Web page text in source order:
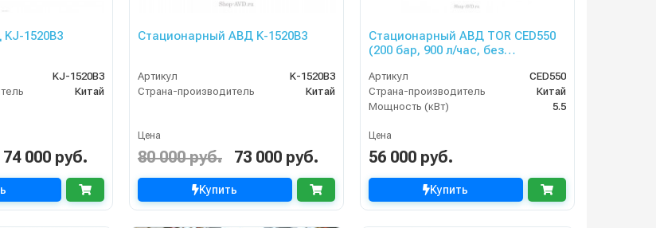
АВД KJ-1520B3
KJ-1520B3
Китай
74 000 руб.
Стационарный АВД K-1520B3
Артикул
K-1520B3
Страна-производитель
Китай
Цена
80 000 руб. 73 000 руб.
Купить
Стационарный АВД TOR CED550
(200 бар, 900 л/час, без
Артикул
CED550
Страна-производитель
Китай
Мощность (кВт)
5.5
Цена
56 000 руб.
Купить